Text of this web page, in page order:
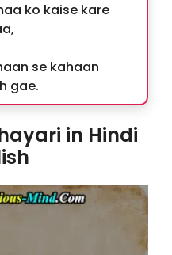
ko kaise kare
se kahaan
gae.
in Hindi